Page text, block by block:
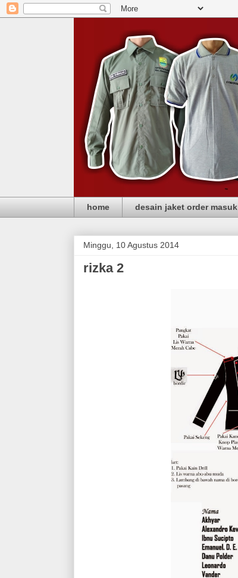
home desain jaket order masuk
Minggu, 10 Agustus 2014
rizka 2